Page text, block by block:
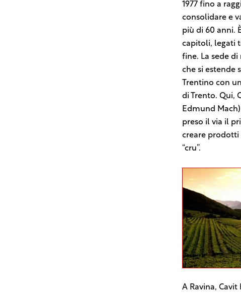
1977 fino a
consolidare e
più di 60 anni.
capitoli, legati
fine. La sede di
che si estende
Trentino con
di Trento. Qui,
Edmund
preso il via il
creare prodotti
“cru”.
A Ravina,